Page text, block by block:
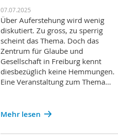
07.07.2025
Über Auferstehung wird wenig
diskutiert. Zu gross, zu sperrig
scheint das Thema. Doch das
Zentrum für Glaube und
Gesellschaft in Freiburg kennt
diesbezüglich keine Hemmungen.
Eine Veranstaltung zum Thema…
Mehr lesen